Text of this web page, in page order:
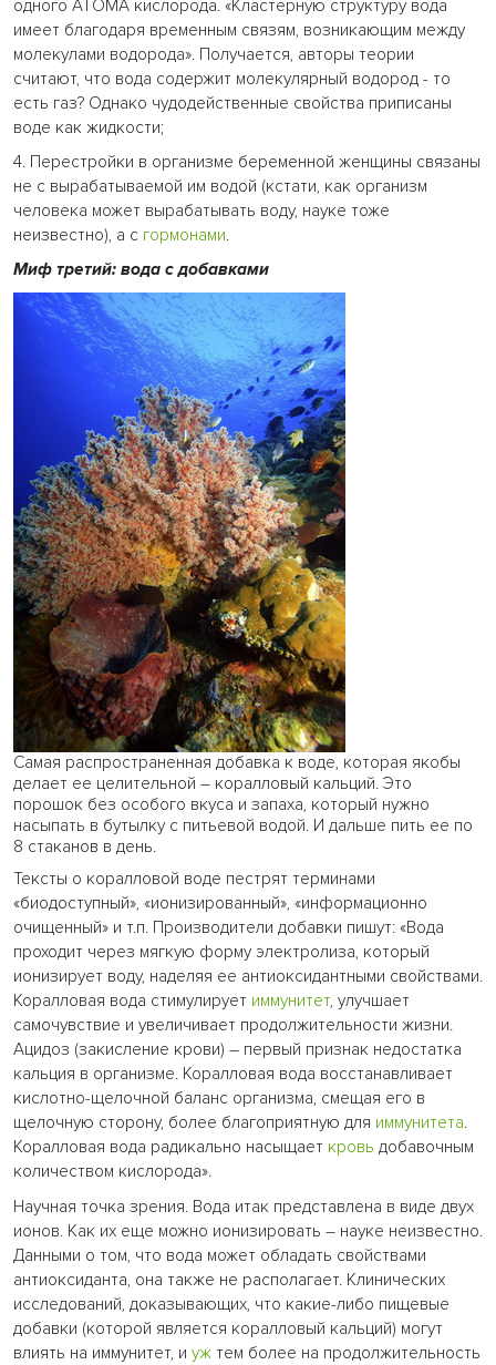
одного АТОМА кислорода. «Кластерную структуру вода
имеет благодаря временным связям, возникающим между
молекулами водорода». Получается, авторы теории
считают, что вода содержит молекулярный водород - то
есть газ? Однако чудодейственные свойства приписаны
воде как жидкости;
4. Перестройки в организме беременной женщины связаны
не с вырабатываемой им водой (кстати, как организм
человека может вырабатывать воду, науке тоже
неизвестно), а с гормонами.
Миф третий: вода с добавками
Самая распространенная добавка к воде, которая якобы
делает ее целительной – коралловый кальций. Это
порошок без особого вкуса и запаха, который нужно
насыпать в бутылку с питьевой водой. И дальше пить ее по
8 стаканов в день.
Тексты о коралловой воде пестрят терминами
«биодоступный», «ионизированный», «информационно
очищенный» и т.п. Производители добавки пишут: «Вода
проходит через мягкую форму электролиза, который
ионизирует воду, наделяя ее антиоксидантными свойствами.
Коралловая вода стимулирует иммунитет, улучшает
самочувствие и увеличивает продолжительности жизни.
Ацидоз (закисление крови) – первый признак недостатка
кальция в организме. Коралловая вода восстанавливает
кислотно-щелочной баланс организма, смещая его в
щелочную сторону, более благоприятную для иммунитета.
Коралловая вода радикально насыщает кровь добавочным
количеством кислорода».
Научная точка зрения. Вода итак представлена в виде двух
ионов. Как их еще можно ионизировать – науке неизвестно.
Данными о том, что вода может обладать свойствами
антиоксиданта, она также не располагает. Клинических
исследований, доказывающих, что какие-либо пищевые
добавки (которой является коралловый кальций) могут
влиять на иммунитет, и уж тем более на продолжительность